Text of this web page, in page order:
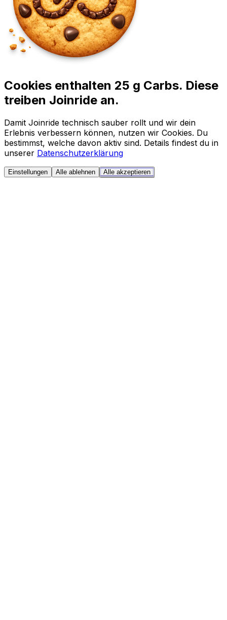
Cookies enthalten 25 g Carbs. Diese
treiben Joinride an.
Damit Joinride technisch sauber rollt und wir dein
Erlebnis verbessern können, nutzen wir Cookies. Du
bestimmst, welche davon aktiv sind. Details findest du in
unserer Datenschutzerklärung
Einstellungen Alle ablehnen Alle akzeptieren